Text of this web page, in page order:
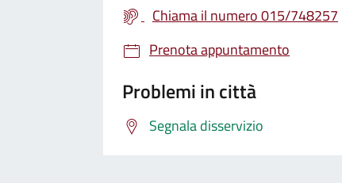
Chiama il numero 015/748257
Prenota appuntamento
Problemi in città
Segnala disservizio